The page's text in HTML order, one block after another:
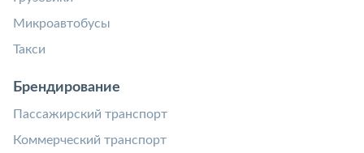
Микроавтобусы
Такси
Брендирование
Пассажирский транспорт
Коммерческий транспорт